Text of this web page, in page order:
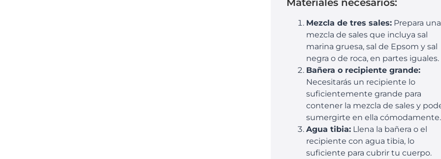
Mezcla de tres sales:Prepara una
mezcla de sales que incluya sal
marina gruesa, sal de Epsom y sal
negra o de roca, en partes iguales.
Bañera o recipiente grande:
Necesitarás un recipiente lo
suficientemente grande para
contener la mezcla de sales y
sumergirte en ella cómodamente.
Agua tibia:Llena la bañera o el
recipiente con agua tibia, lo
suficiente para cubrir tu cuerpo.